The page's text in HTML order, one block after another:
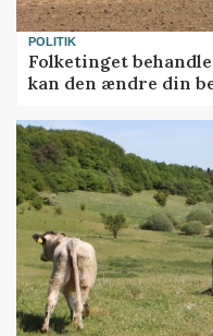
POLITIK
Folketinget
kan den ændre din